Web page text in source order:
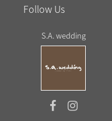
Follow Us
S.A. wedding